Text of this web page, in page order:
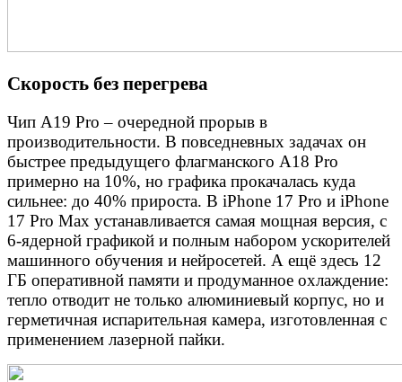
Скорость без перегрева
Чип A19 Pro – очередной прорыв в
производительности. В повседневных задачах он
быстрее предыдущего флагманского A18 Pro
примерно на 10%, но графика прокачалась куда
сильнее: до 40% прироста. В iPhone 17 Pro и iPhone
17 Pro Max устанавливается самая мощная версия, с
6-ядерной графикой и полным набором ускорителей
машинного обучения и нейросетей. А ещё здесь 12
ГБ оперативной памяти и продуманное охлаждение:
тепло отводит не только алюминиевый корпус, но и
герметичная испарительная камера, изготовленная с
применением лазерной пайки.